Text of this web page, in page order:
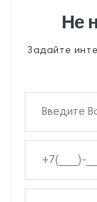
Не
Задайте